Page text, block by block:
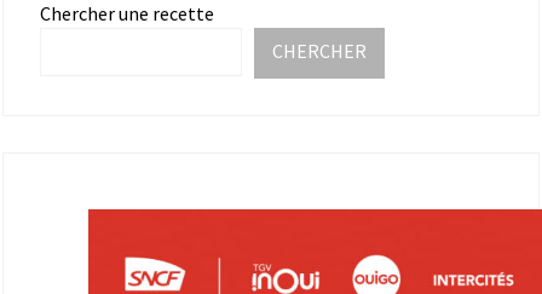
Chercher une recette
CHERCHER